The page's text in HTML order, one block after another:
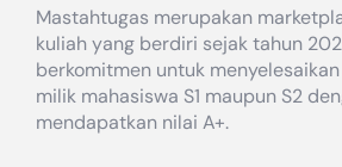
Mastahtugas merupakan
kuliah yang berdiri sejak tahun
berkomitmen untuk
milik mahasiswa S1 maupun S2
mendapatkan nilai A+.